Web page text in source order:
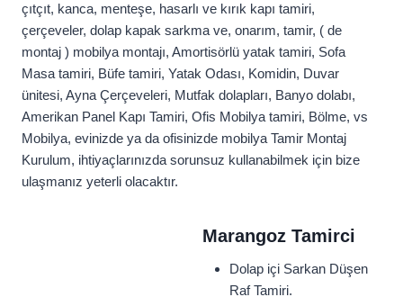
çıtçıt, kanca, menteşe, hasarlı ve kırık kapı tamiri,
çerçeveler, dolap kapak sarkma ve, onarım, tamir, ( de
montaj ) mobilya montajı, Amortisörlü yatak tamiri, Sofa
Masa tamiri, Büfe tamiri, Yatak Odası, Komidin, Duvar
ünitesi, Ayna Çerçeveleri, Mutfak dolapları, Banyo dolabı,
Amerikan Panel Kapı Tamiri, Ofis Mobilya tamiri, Bölme, vs
Mobilya, evinizde ya da ofisinizde mobilya Tamir Montaj
Kurulum, ihtiyaçlarınızda sorunsuz kullanabilmek için bize
ulaşmanız yeterli olacaktır.
Marangoz Tamirci
Dolap içi Sarkan Düşen
Raf Tamiri.